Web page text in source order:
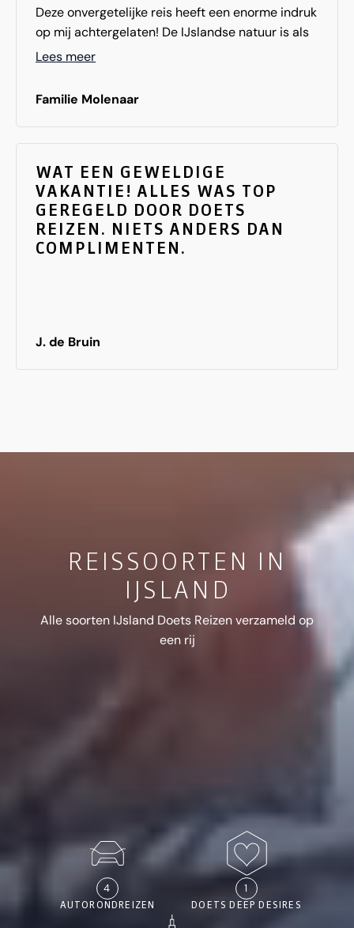
Deze onvergetelijke reis heeft een enorme indruk
op mij achtergelaten! De IJslandse natuur is als
geen ander.
Lees meer
Familie Molenaar
WAT EEN GEWELDIGE
VAKANTIE! ALLES WAS TOP
GEREGELD DOOR DOETS
REIZEN. NIETS ANDERS DAN
COMPLIMENTEN.
J. de Bruin
REISSOORTEN IN
IJSLAND
Alle soorten IJsland Doets Reizen verzameld op
een rij
AUTORONDREIZEN
4
DOETS DEEP DESIRES
1